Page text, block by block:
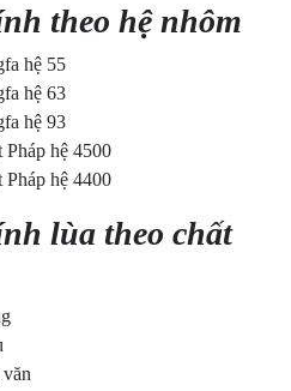
theo hệ nhôm
hệ 55
hệ 63
hệ 93
hệ 4500
hệ 4400
lùa theo chất